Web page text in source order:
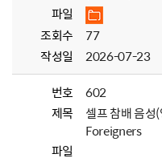
파일
조회수
77
작성일
2026-07-23
번호
602
제목
셀프 참배 음성
Foreigners
파일